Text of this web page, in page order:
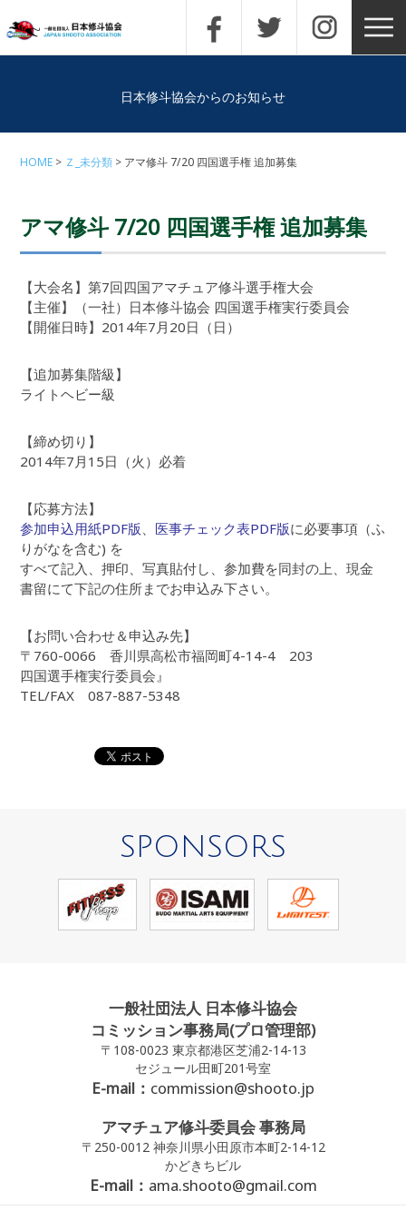
日本修斗協会からのお知らせ
HOME Ｚ_未分類 アマ修斗 7/20 四国選手権 追加募集
アマ修斗 7/20 四国選手権 追加募集
【大会名】第7回四国アマチュア修斗選手権大会
【主催】（一社）日本修斗協会 四国選手権実行委員会
【開催日時】2014年7月20日（日）
【追加募集階級】
ライトヘビー級
【締め切り】
2014年7月15日（火）必着
【応募方法】
参加申込用紙PDF版、 医事チェック表PDF版に必要事項（ふ
りがなを含む) を
すべて記入、押印、写真貼付し、参加費を同封の上、現金
書留にて下記の住所までお申込み下さい。
【お問い合わせ＆申込み先】
〒760-0066 香川県高松市福岡町4-14-4 203
四国選手権実行委員会』
TEL/FAX 087-887-5348
SPONSORS
一般社団法人 日本修斗協会
コミッション事務局(プロ管理部)
〒108-0023 東京都港区芝浦2-14-13
セジュール田町201号室
E-mail： commission@shooto.jp
アマチュア修斗委員会 事務局
〒250-0012 神奈川県小田原市本町2-14-12
かどきちビル
E-mail： ama.shooto@gmail.com